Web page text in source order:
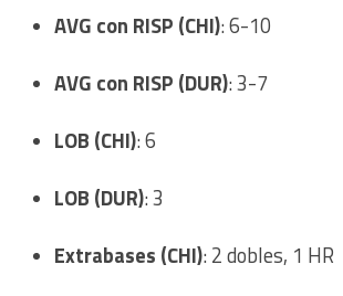
AVG con RISP (CHI): 6-10
AVG con RISP (DUR): 3-7
LOB (CHI): 6
LOB (DUR): 3
Extrabases (CHI): 2 dobles, 1 HR